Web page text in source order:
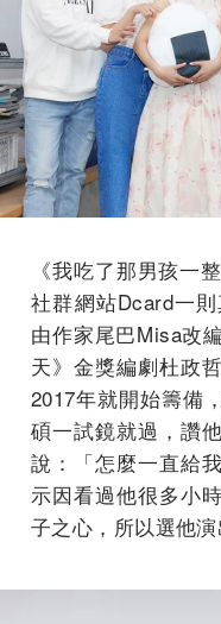
《我吃了那男孩一
社群網站Dcard一
由作家尾巴Misa改
天》金獎編劇杜政
2017年就開始籌備
碩一試鏡就過，讚
說：「怎麼一直給
示因看過他很多小
子之心，所以選他演